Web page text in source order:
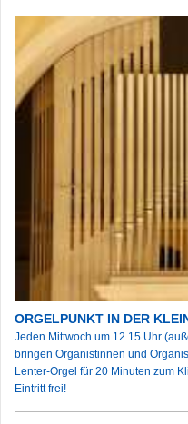
ORGELPUNKT IN DER
Jeden Mittwoch um 12.15 Uhr
bringen Organistinnen und
Lenter-Orgel für 20 Minuten zum
Eintritt frei!